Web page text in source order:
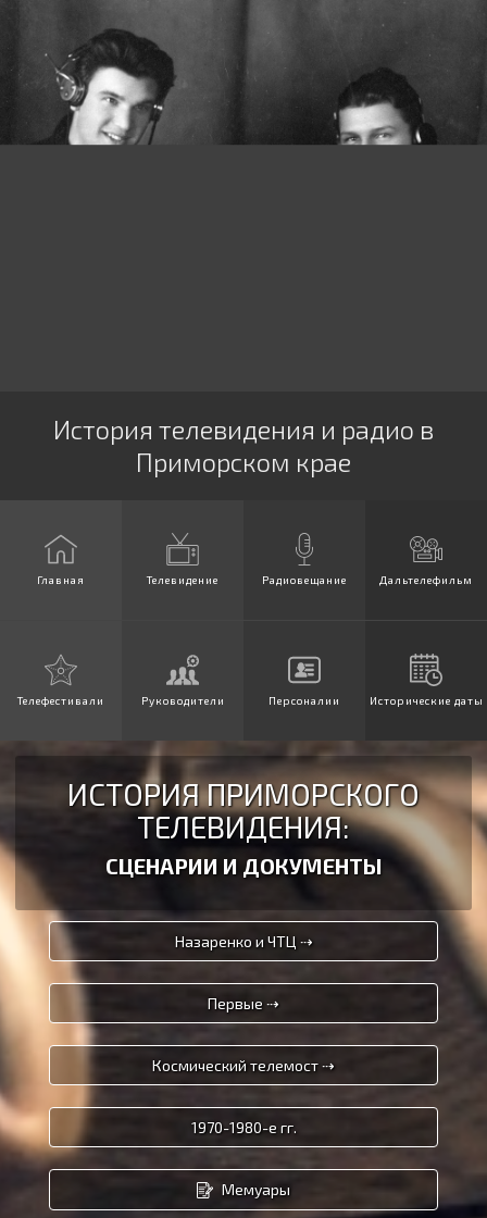
История телевидения и радио в
Приморском крае
Главная Телевидение Радиовещание Дальтелефильм
Телефестивали Руководители Персоналии Исторические даты
ИСТОРИЯ ПРИМОРСКОГО
ТЕЛЕВИДЕНИЯ:
СЦЕНАРИИ И ДОКУМЕНТЫ
Назаренко и ЧТЦ ⇢
Первые ⇢
Космический телемост ⇢
1970-1980-е гг.
Мемуары